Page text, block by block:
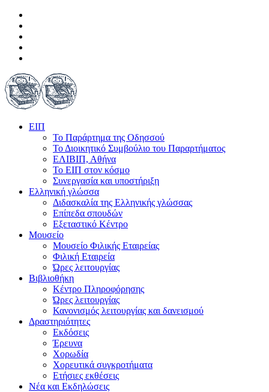
ΕΙΠ
Το Παράρτημα της Οδησσού
Το Διοικητικό Συμβούλιο του Παραρτήματος
ΕΛΙΒΙΠ, Αθήνα
Το ΕΙΠ στον κόσμο
Συνεργασία και υποστήριξη
Ελληνική γλώσσα
Διδασκαλία της Ελληνικής γλώσσας
Επίπεδα σπουδών
Εξεταστικό Κέντρο
Μουσείο
Μουσείο Φιλικής Εταιρείας
Φιλική Εταιρεία
Ώρες λειτουργίας
Βιβλιοθήκη
Κέντρο Πληροφόρησης
Ώρες λειτουργίας
Κανονισμός λειτουργίας και δανεισμού
Δραστηριότητες
Εκδόσεις
Έρευνα
Χορωδία
Χορευτικά συγκροτήματα
Ετήσιες εκθέσεις
Νέα και Εκδηλώσεις